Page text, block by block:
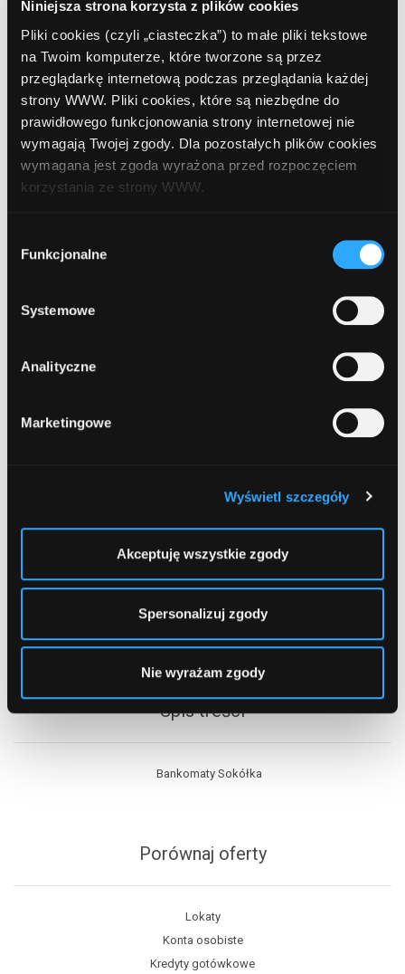
Niniejsza strona korzysta z plików cookies
Pliki cookies (czyli „ciasteczka”) to małe pliki tekstowe
na Twoim komputerze, które tworzone są przez
przeglądarkę internetową podczas przeglądania każdej
strony WWW. Pliki cookies, które są niezbędne do
prawidłowego funkcjonowania strony internetowej nie
wymagają Twojej zgody. Dla pozostałych plików cookies
wymagana jest zgoda wyrażona przed rozpoczęciem
korzystania ze strony WWW.
formy korzystania z plików cookies. Więcej:
Polityka
zgody
Funkcjonalne
Systemowe
Analityczne
Marketingowe
Wyświetl szczegóły
Akceptuję wszystkie zgody
Spersonalizuj zgody
Nie wyrażam zgody
Spis treści
Bankomaty Sokółka
Porównaj oferty
Lokaty
Konta osobiste
Kredyty gotówkowe
9
Bank Polska Kasa Opieki (PEKAO SA)
Sokółka, Piłsudskiego 5
10
Bank Polska Kasa Opieki (PEKAO SA)
Sokółka, Piłsudskiego 5
Bank Polskiej Spółdzielczości
Ściegiennego 16